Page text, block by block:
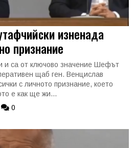
изненада
признание
и са от ключово значение Шефът
щаб ген. Венцислав
с личното признание, което
е как ще жи...
0